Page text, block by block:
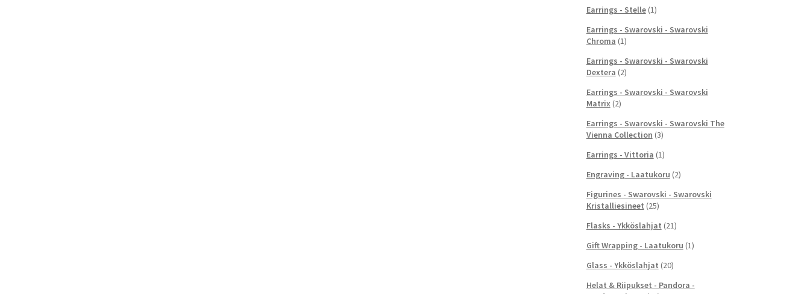
Earrings - Stelle (1)
Earrings - Swarovski - Swarovski
Chroma (1)
Earrings - Swarovski - Swarovski
Dextera (2)
Earrings - Swarovski - Swarovski
Matrix (2)
Earrings - Swarovski - Swarovski The
Vienna Collection (3)
Earrings - Vittoria (1)
Engraving - Laatukoru (2)
Figurines - Swarovski - Swarovski
Kristalliesineet (25)
Flasks - Ykköslahjat (21)
Gift Wrapping - Laatukoru (1)
Glass - Ykköslahjat (20)
Helat & Riipukset - Pandora -